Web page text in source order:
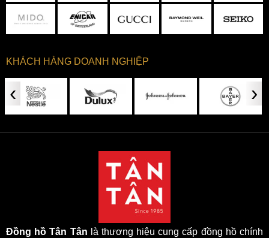
KHÁCH HÀNG DOANH NGHIỆP
‹ ›
Đồng hồ Tân Tân là thương hiệu cung cấp đồng hồ chính